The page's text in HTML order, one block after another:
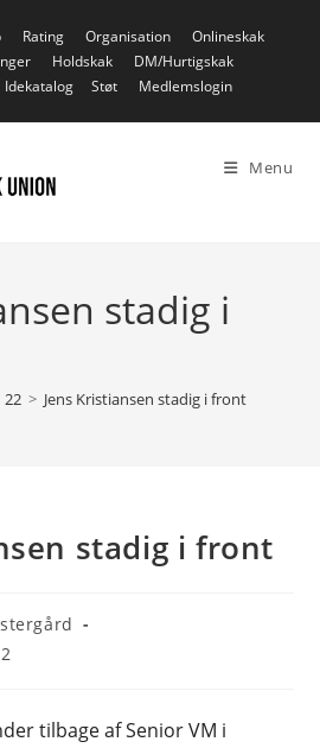
Rating Organisation
Onlineskak
Holdskak
DM/Hurtigskak
Idekatalog Støt Medlemslogin
Menu
stadig i
22 > Jens Kristiansen stadig i front
stadig i front
tilbage af Senior VM i